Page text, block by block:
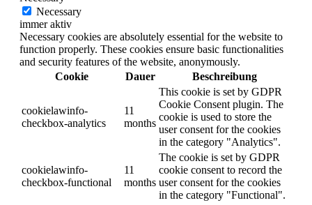
Necessary
immer aktiv
Necessary cookies are absolutely essential for the website to
function properly. These cookies ensure basic functionalities
and security features of the website, anonymously.
Cookie
Dauer Beschreibung
cookielawinfo-
checkbox-analytics
11
months
This cookie is set by GDPR
Cookie Consent plugin. The
cookie is used to store the
user consent for the cookies
in the category "Analytics".
cookielawinfo-
checkbox-functional
11
months
The cookie is set by GDPR
cookie consent to record the
user consent for the cookies
in the category "Functional".